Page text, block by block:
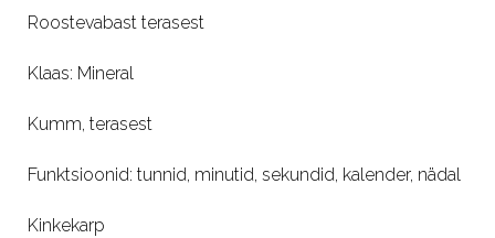
Roostevabast terasest
Klaas: Mineral
Kumm, terasest
Funktsioonid: tunnid, minutid, sekundid, kalender, nädal
Kinkekarp